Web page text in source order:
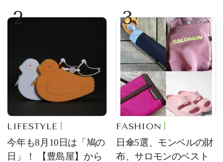
2
LIFESTYLE
今年も8月10日は「鳩の
日」！ 【豊島屋】から
3
FASHION
日傘5選、モンベルの財
布、サロモンのベスト